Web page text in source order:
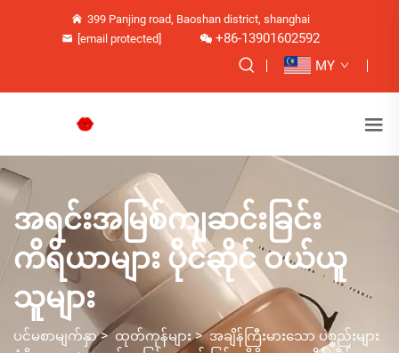
399 Panjing road, Baoshan district, shanghai
[email protected]
+86-13901602592
MY
အရင်းအမြစ်ကျဆင်းခြင်း
ကိရိယာများ ပိုင်ဆိုင် ဝယ်ယူ
သူများ
ပင်မစာမျက်နှာ>ထုတ်ကုန်များ>အချိန်ကြီးမားသော ပစ္စည်းများ